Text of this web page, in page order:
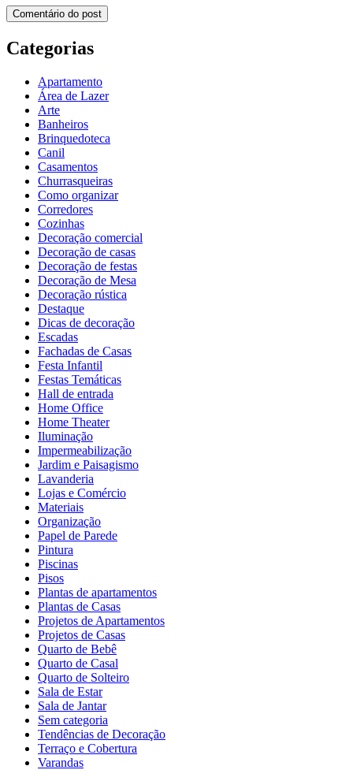
Categorias
Apartamento
Área de Lazer
Arte
Banheiros
Brinquedoteca
Canil
Casamentos
Churrasqueiras
Como organizar
Corredores
Cozinhas
Decoração comercial
Decoração de casas
Decoração de festas
Decoração de Mesa
Decoração rústica
Destaque
Dicas de decoração
Escadas
Fachadas de Casas
Festa Infantil
Festas Temáticas
Hall de entrada
Home Office
Home Theater
Iluminação
Impermeabilização
Jardim e Paisagismo
Lavanderia
Lojas e Comércio
Materiais
Organização
Papel de Parede
Pintura
Piscinas
Pisos
Plantas de apartamentos
Plantas de Casas
Projetos de Apartamentos
Projetos de Casas
Quarto de Bebê
Quarto de Casal
Quarto de Solteiro
Sala de Estar
Sala de Jantar
Sem categoria
Tendências de Decoração
Terraço e Cobertura
Varandas